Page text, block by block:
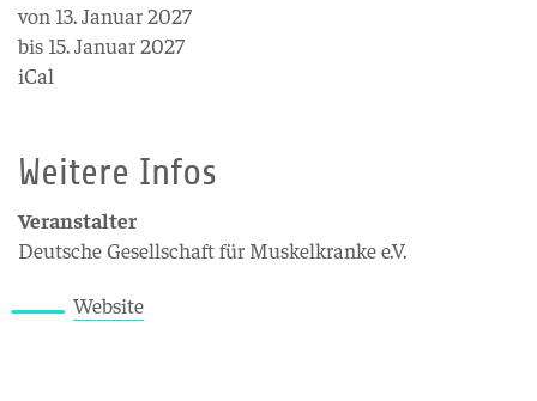
von 13. Januar 2027
bis 15. Januar 2027
iCal
Weitere Infos
Veranstalter
Deutsche Gesellschaft für Muskelkranke e.V.
Website